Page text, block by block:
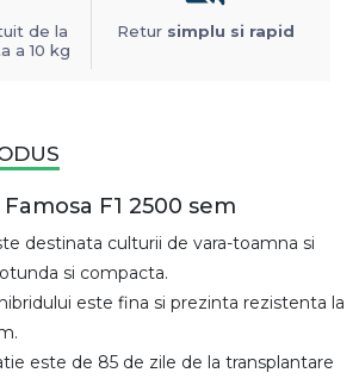
de la
a 10 kg
Retur simplu si rapid
F1 2500 sem
destinata culturii de vara-toamna si
si compacta.
este fina si prezinta rezistenta la
este de 85 de zile de la transplantare